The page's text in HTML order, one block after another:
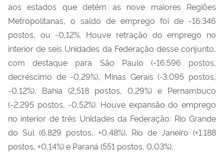
aos estados que detêm as nove maiores Regiões
Metropolitanas, o saldo de emprego foi de -16.346
postos, ou -0,12%. Houve retração do emprego no
interior de seis Unidades da Federação desse conjunto,
com destaque para São Paulo (-16.596 postos,
decréscimo de -0,29%), Minas Gerais (-3,095 postos,
-0,12%), Bahia (2,518 postos, 0,29%) e Pernambuco
(-2,295 postos, -0,52%). Houve expansão do emprego
no interior de três Unidades da Federação: Rio Grande
do Sul (6.829 postos, +0,48%), Rio de Janeiro (+1.188
postos, +0,14%) e Paraná (551 postos, 0,03%).